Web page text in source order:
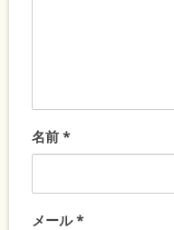
名前 *
メール*